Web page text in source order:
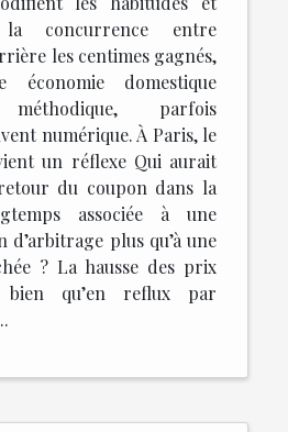
la concurrence entre
les centimes gagnés,
économie domestique
méthodique, parfois
numérique. À Paris, le
un réflexe Qui aurait
du coupon dans la
associée à une
d’arbitrage plus qu’à une
? La hausse des prix
bien qu’en reflux par